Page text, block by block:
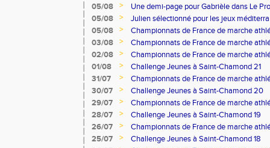
05/08
>
Une demi-page pour Gabrièle dans Le
05/08
>
Julien sélectionné pour les jeux
05/08
>
Championnats de France de marche
03/08
>
Championnats de France de marche
02/08
>
Championnats de France de marche
01/08
>
Challenge Jeunes à Saint-Chamond 21
31/07
>
Championnats de France de marche
30/07
>
Challenge Jeunes à Saint-Chamond 20
29/07
>
Championnats de France de marche
28/07
>
Challenge Jeunes à Saint-Chamond 19
26/07
>
Championnats de France de marche
25/07
>
Challenge Jeunes à Saint-Chamond 18